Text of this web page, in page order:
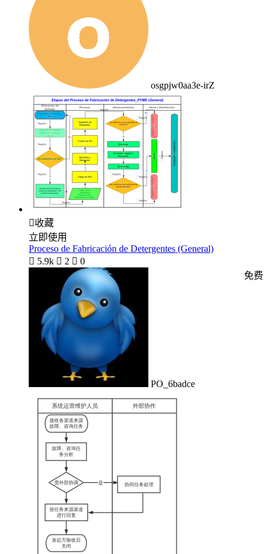
osgpjw0aa3e-irZ
收藏
立即使用
Proceso de Fabricación de Detergentes (General)
 5.9k  2  0
PO_6badce
免费